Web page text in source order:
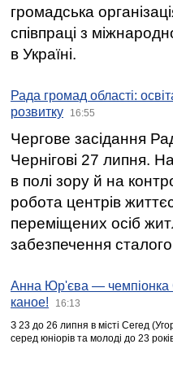
громадська
співпраці з
в Україні.
Рада громад області:
розвитку
16:55
Чергове засідання
Чернігові 27 липня.
в полі зору й на
робота центрів
переміщених осіб
забезпечення сталого
Анна Юр'єва — чемпіонка
каное!
16:13
З 23 до 26 липня в місті Сегед
серед юніорів та молоді до 23